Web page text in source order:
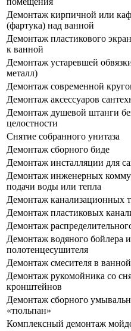
Демонтаж кирпичной или
(фартука) над ванной
Демонтаж пластикового
к ванной
Демонтаж устаревшей
металл)
Демонтаж современной
Демонтаж аксессуаров
Демонтаж душевой штанги
целостности
Снятие собранного унитаза
Демонтаж сборного биде
Демонтаж инсталляции для
Демонтаж инженерных
подачи воды или тепла
Демонтаж канализационных
Демонтаж пластиковых
Демонтаж
Демонтаж водяного бойлера
полотенцесушителя
Демонтаж смесителя в
Демонтаж рукомойника со
кронштейнов
Демонтаж сборного
«тюльпан»
Комплексный демонтаж